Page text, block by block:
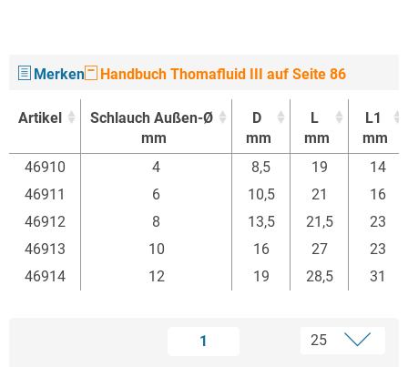
Merken Handbuch Thomafluid III auf Seite 86
Artikel
Schlauch Außen-Ø
mm
D
mm
L
mm
L1
mm
Artikel
Schlauch Außen-Ø
D
L
L1
46910 4 8,5 19
14
46911
6 10,5 21
16
46912
8 13,5 21,5
23
46913
10 16 27
23
46914
12 19 28,5 31
1